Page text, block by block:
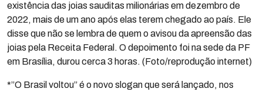
existência das joias sauditas milionárias em dezembro de
2022, mais de um ano após elas terem chegado ao país. Ele
disse que não se lembra de quem o avisou da apreensão das
joias pela Receita Federal. O depoimento foi na sede da PF
em Brasília, durou cerca 3 horas. (Foto/reprodução internet)
*”O Brasil voltou” é o novo slogan que será lançado, nos